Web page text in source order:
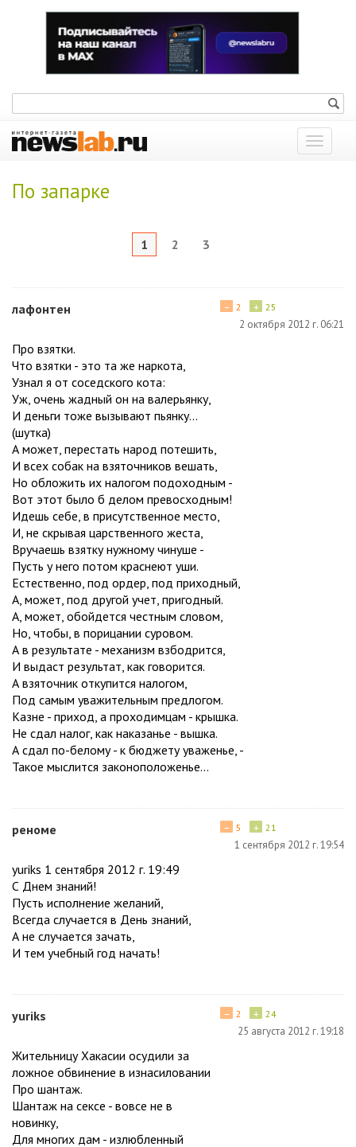
Показать
меню
По запарке
1 2 3
лафонтен + 25
− 2
2 октября 2012 г. 06:21
Про взятки.
Что взятки - это та же наркота,
Узнал я от соседского кота:
Уж, очень жадный он на валерьянку,
И деньги тоже вызывают пьянку...
(шутка)
А может, перестать народ потешить,
И всех собак на взяточников вешать,
Но обложить их налогом подоходным -
Вот этот было б делом превосходным!
Идешь себе, в присутственное место,
И, не скрывая царственного жеста,
Вручаешь взятку нужному чинуше -
Пусть у него потом краснеют уши.
Естественно, под ордер, под приходный,
А, может, под другой учет, пригодный.
А, может, обойдется честным словом,
Но, чтобы, в порицании суровом.
А в результате - механизм взбодрится,
И выдаст результат, как говорится.
А взяточник откупится налогом,
Под самым уважительным предлогом.
Казне - приход, а проходимцам - крышка.
Не сдал налог, как наказанье - вышка.
А сдал по-белому - к бюджету уваженье, -
Такое мыслится законоположенье...
реноме + 21
− 5
1 сентября 2012 г. 19:54
yuriks 1 сентября 2012 г. 19:49
С Днем знаний!
Пусть исполнение желаний,
Всегда случается в День знаний,
А не случается зачать,
И тем учебный год начать!
yuriks + 24
− 2
25 августа 2012 г. 19:18
Жительницу Хакасии осудили за
ложное обвинение в изнасиловании
Про шантаж.
Шантаж на сексе - вовсе не в
новинку,
Для многих дам - излюбленный